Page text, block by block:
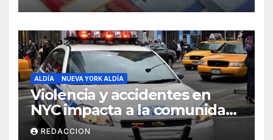
ALDÍA NUEVA YORK ALDÍA
Violencia y accidentes en
NYC impacta a la comunidad
dominicana
REDACCION